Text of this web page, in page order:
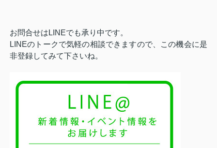
お問合せはLINEでも承り中です。
LINEのトークで気軽の相談できますので、この機会に是
非登録してみて下さいね。